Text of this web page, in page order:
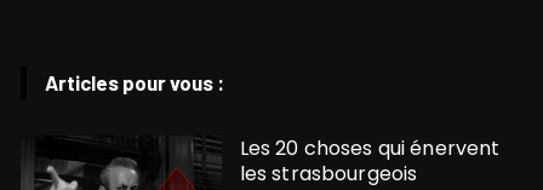
Articles pour vous :
Les 20 choses qui énervent
les strasbourgeois